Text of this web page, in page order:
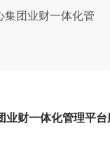
集团业财一体化管
业财一体化管理平台